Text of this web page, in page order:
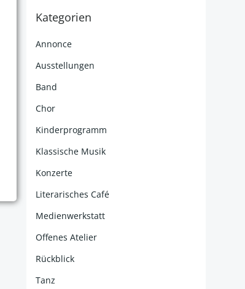
Kategorien
Annonce
Ausstellungen
Band
Chor
Kinderprogramm
Klassische Musik
Konzerte
Literarisches Café
Medienwerkstatt
Offenes Atelier
Rückblick
Tanz